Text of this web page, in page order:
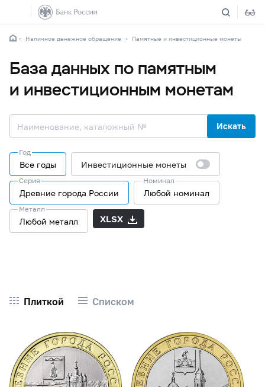
Наличное денежное обращение Памятные и инвестиционные монеты
База данных по памятным
и инвестиционным монетам
Искать
Год
Все годы Инвестиционные монеты
Серия
Древние города России
Номинал
Любой номинал
Металл
Любой металл XLSX
Плиткой Списком